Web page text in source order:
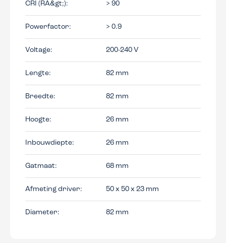
CRI (RA&gt;): > 90
Powerfactor: > 0.9
Voltage: 200-240 V
Lengte: 82 mm
Breedte: 82 mm
Hoogte: 26 mm
Inbouwdiepte: 26 mm
Gatmaat: 68 mm
Afmeting driver: 50 x 50 x 23 mm
Diameter: 82 mm